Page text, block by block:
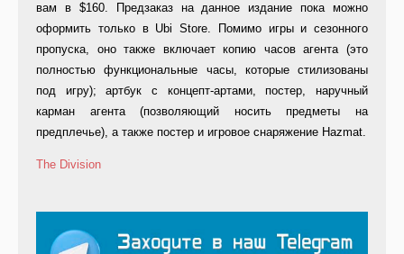
вам в $160. Предзаказ на данное издание пока можно
оформить только в Ubi Store. Помимо игры и сезонного
пропуска, оно также включает копию часов агента (это
полностью функциональные часы, которые стилизованы
под игру); артбук с концепт-артами, постер, наручный
карман агента (позволяющий носить предметы на
предплечье), а также постер и игровое снаряжение Hazmat.
The Division